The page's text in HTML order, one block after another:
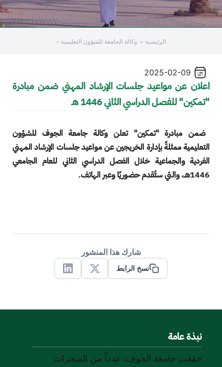
الرئيسية وكالة الجامعة للشؤون التعليمية
2025-02-09
اعلان عن مواعيد جلسات الإرشاد المهني ضمن مبادرة
"تمكين" للفصل الدراسي الثاني 1446 هـ
ضمن مبادرة "تمكين" تعلن وكالة جامعة الجوف للشؤون
التعليمية ممثلةً بإدارة الخريجين عن مواعيد جلسات الإرشاد المهني
الفردية والجماعية خلال الفصل الدراسي الثاني للعام الجامعي
1446هـ، والتي ستُقدم حضوريًا وعبر الهاتف.
شارك هذا المنشور
نسخ الرابط
X
Linkedin
نبذة عامة
حققت جامعة الجوف، عدداً من المنجزات